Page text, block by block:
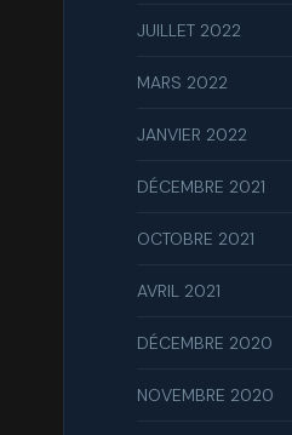
JUILLET 2022
MARS 2022
JANVIER 2022
DÉCEMBRE 2021
OCTOBRE 2021
AVRIL 2021
DÉCEMBRE 2020
NOVEMBRE 2020